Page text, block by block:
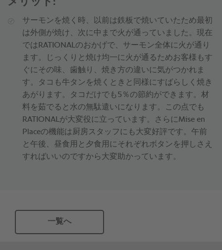
サーモンを焼く時、以前は鉄板で焼いていたため最初
は外側が焼け、次に中まで火が通っていました。現在
ではRATIONALのおかげで、サーモン全体に火が通り
ます。じっくりと焼け均一に火が通るためお客様もす
ぐにその味、歯触り、焼き方の違いに気がつかれま
す。タコも牛タンを焼くときと同様にすばらしく焼き
あがります。タコだけでも5％の節約ができます。材
料を茹でると水の無駄遣いになります。この点でも
RATIONALが大変役に立っています。さらにMise en
Placeの機能は厨房スタッフにも大変好評です。午前
と午後、昼食用と夕食用にそれぞれボタンを押しさえ
すればいいのですから大変助かっています。
一覧へ